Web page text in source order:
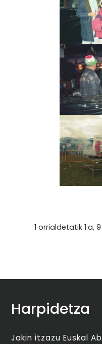
1 orrialdetatik 1.a,
Harpidetza
Jakin itzazu Euskal